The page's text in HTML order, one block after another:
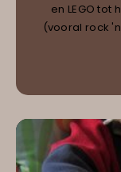
en LEGO tot
(vooral rock